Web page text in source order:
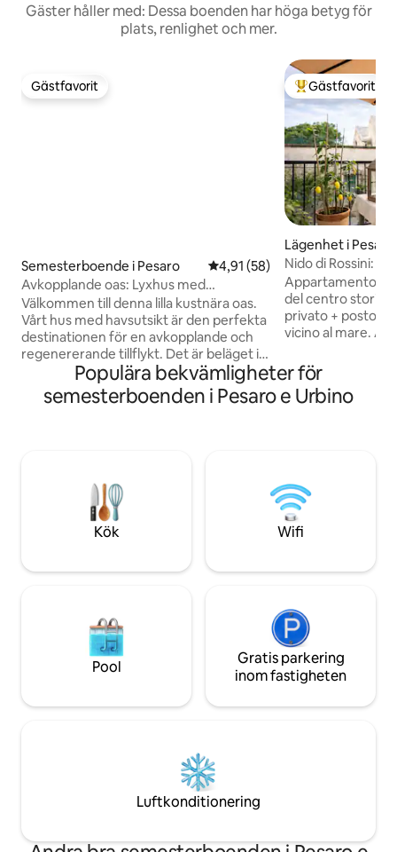
Gäster håller med: Dessa boenden har höga betyg för
plats, renlighet och mer.
Gästfavorit
Gästfavorit
Semesterboende i Pesaro 4,91 av 5 i genomsnittligt
4,91 (58)
Avkopplande oas: Lyxhus med
havsutsikt i Pesaro
Välkommen till denna lilla kustnära oas.
Vårt hus med havsutsikt är den perfekta
destinationen för en avkopplande och
regenererande tillflykt. Det är beläget i
ett privilegierat läge och erbjuder en
fantastisk utsikt över Adriatiska havets
oändliga blå som sträcker sig till
vilken måltid som helst, två sovrum och
ett stort vardagsrum med en bäddsoffa
för två personer. Vi väntar på dig!
Populär
Gästfavorit
Lägenhet i Pesaro
Nido di Rossini:
och garage
Appartamento
del centro
privato + posto
vicino al mare. A pochi passi da
Teatro Rossini -
dei punti principali di
luminosa e
esterno -
Populära bekvämligheter för
semesterboenden i Pesaro e Urbino
Kök Wifi
Pool
Gratis parkering
inom fastigheten
Luftkonditionering